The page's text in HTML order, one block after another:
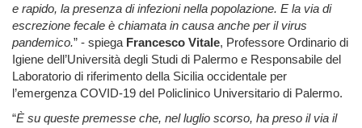
e rapido, la presenza di infezioni nella popolazione. E la via di
escrezione fecale è chiamata in causa anche per il virus
pandemico.” - spiega Francesco Vitale, Professore Ordinario di
Igiene dell’Università degli Studi di Palermo e Responsabile del
Laboratorio di riferimento della Sicilia occidentale per
l’emergenza COVID-19 del Policlinico Universitario di Palermo.
“È su queste premesse che, nel luglio scorso, ha preso il via il